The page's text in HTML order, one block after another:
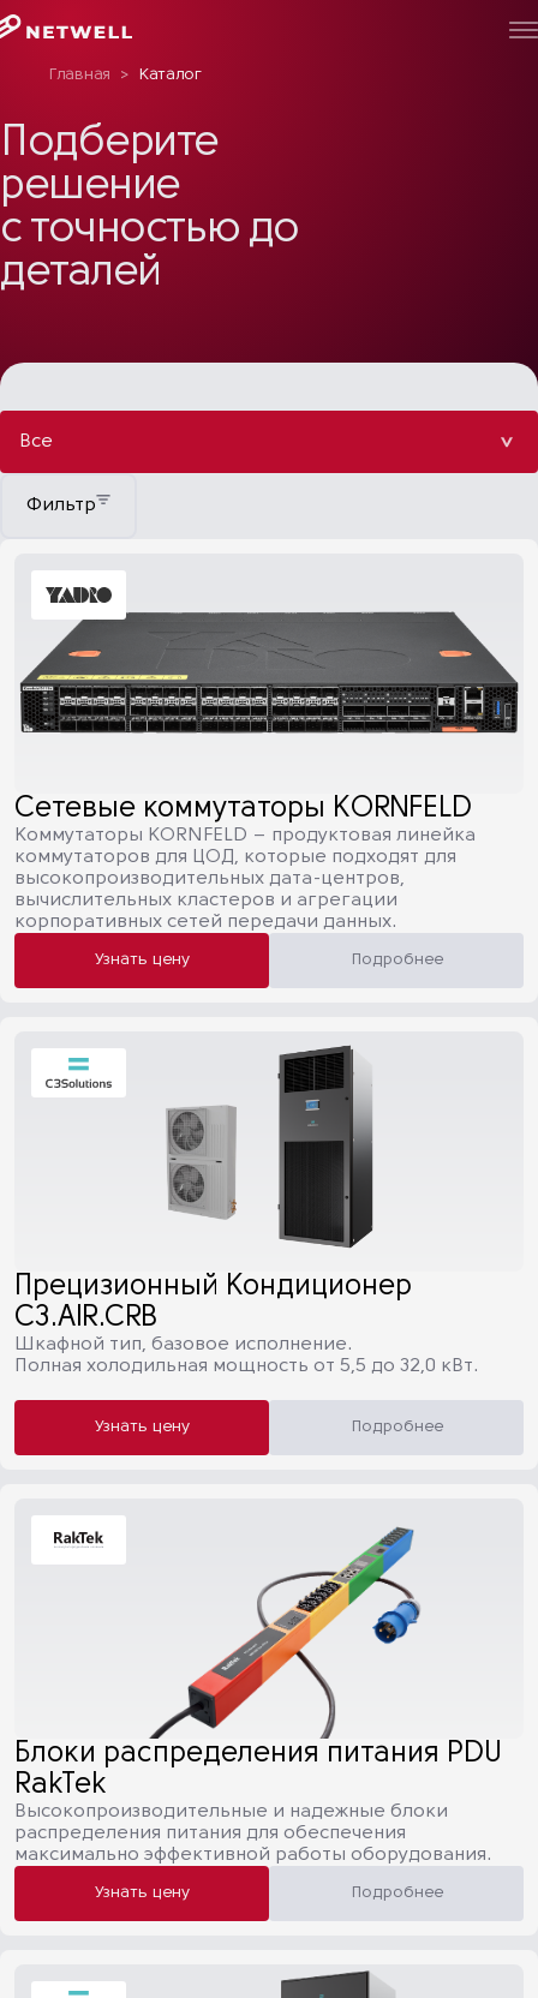
Главная > Каталог
Подберите
решение
с точностью до
деталей
Все
Фильтр
Сетевые коммутаторы KORNFELD
Коммутаторы KORNFELD – продуктовая линейка
коммутаторов для ЦОД, которые подходят для
высокопроизводительных дата-центров,
вычислительных кластеров и агрегации
корпоративных сетей передачи данных.
Узнать цену Подробнее
Прецизионный Кондиционер
C3.AIR.CRB
Шкафной тип, базовое исполнение.
Полная холодильная мощность от 5,5 до 32,0 кВт.
Узнать цену Подробнее
Блоки распределения питания PDU
RakTek
Высокопроизводительные и надежные блоки
распределения питания для обеспечения
максимально эффективной работы оборудования.
Узнать цену Подробнее